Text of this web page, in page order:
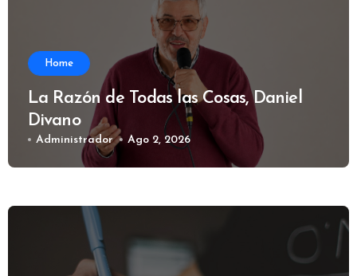
Home
La Razón de Todas las Cosas, Daniel
Divano
Administrador Ago 2, 2026